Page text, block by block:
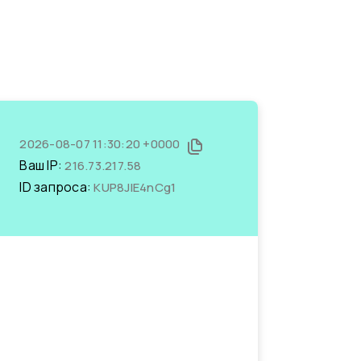
2026-08-07 11:30:20 +0000
Ваш IP:216.73.217.58
ID запроса:KUP8JIE4nCg1